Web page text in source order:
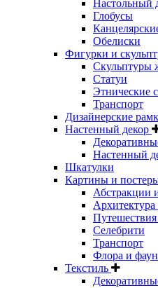
Настольный
Глобусы
Обелиски
Фигурки и
Скульптуры
Статуи
Этнические
Транспорт
Дизайнерские
Настенный декор
Настенный
Шкатулки
Картины и
Абстракции
Архитектура
Селебрити
Транспорт
Флора и
Текстиль